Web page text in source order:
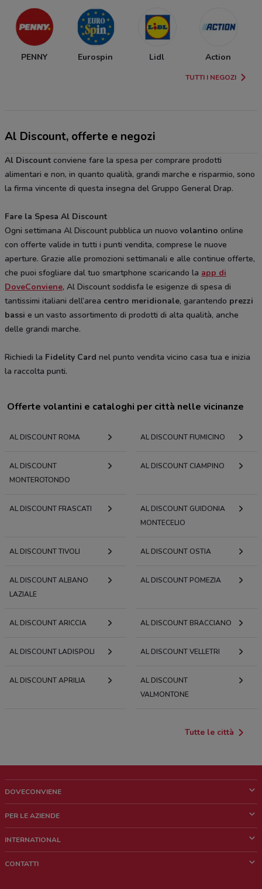
PENNY Eurospin Lidl Action
TUTTI I NEGOZI
Al Discount, offerte e negozi
Al Discount conviene fare la spesa per comprare prodotti
alimentari e non, in quanto qualità, grandi marche e risparmio, sono
la firma vincente di questa insegna del Gruppo General Drap.
Fare la Spesa Al Discount
Ogni settimana Al Discount pubblica un nuovo volantino online
con offerte valide in tutti i punti vendita, comprese le nuove
aperture. Grazie alle promozioni settimanali e alle continue offerte,
che puoi sfogliare dal tuo smartphone scaricando la app di
DoveConviene, Al Discount soddisfa le esigenze di spesa di
tantissimi italiani dell’area centro meridionale, garantendo prezzi
bassi e un vasto assortimento di prodotti di alta qualità, anche
delle grandi marche.
Richiedi la Fidelity Card nel punto vendita vicino casa tua e inizia
la raccolta punti.
Offerte volantini e cataloghi per città nelle vicinanze
AL DISCOUNT ROMA AL DISCOUNT FIUMICINO
AL DISCOUNT
MONTEROTONDO
AL DISCOUNT CIAMPINO
AL DISCOUNT FRASCATI
AL DISCOUNT GUIDONIA
MONTECELIO
AL DISCOUNT TIVOLI AL DISCOUNT OSTIA
AL DISCOUNT ALBANO
LAZIALE
AL DISCOUNT POMEZIA
AL DISCOUNT ARICCIA AL DISCOUNT BRACCIANO
AL DISCOUNT LADISPOLI AL DISCOUNT VELLETRI
AL DISCOUNT APRILIA
AL DISCOUNT
VALMONTONE
Tutte le città
DOVECONVIENE
Chi siamo
Lavora con noi
PER LE AZIENDE
Richieste commerciali e marketing
INTERNATIONAL
CONTATTI